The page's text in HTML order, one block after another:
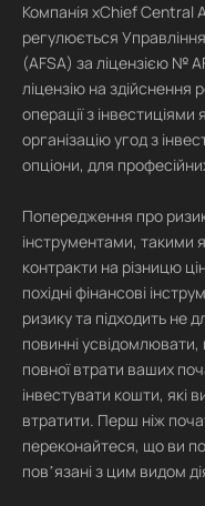
Компанія xChief Central
регулюється
(AFSA) за ліцензією №
ліцензію на здійснення
операції з
організацію угод з
опціони, для
Попередження про
інструментами, такими
контракти на різницю
похідні фінансові
ризику та підходить не
повинні усвідомлювати,
повної втрати ваших
інвестувати кошти, які
втратити. Перш ніж
переконайтеся, що ви
повʼязані з цим видом